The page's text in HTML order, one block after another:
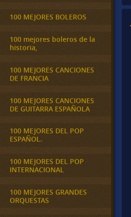
100 MEJORES BOLEROS
100 mejores boleros de la
historia,
100 MEJORES CANCIONES
DE FRANCIA
100 MEJORES CANCIONES
DE GUITARRA ESPAÑOLA
100 MEJORES DEL POP
ESPAÑOL.
100 MEJORES DEL POP
INTERNACIONAL
100 MEJORES GRANDES
ORQUESTAS